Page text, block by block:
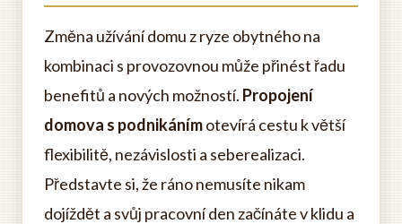
Změna užívání domu z ryze obytného na
kombinaci s provozovnou může přinést řadu
benefitů a nových možností. Propojení
domova s podnikánímotevírá cestu k větší
flexibilitě, nezávislosti a seberealizaci.
Představte si, že ráno nemusíte nikam
dojíždět a svůj pracovní den začínáte v klidu a